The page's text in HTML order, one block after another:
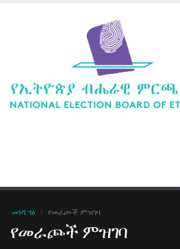
Breadcrumb
መነሻ ገፅ የመራጮች ምዝገባ
የመራጮች ምዝገባ